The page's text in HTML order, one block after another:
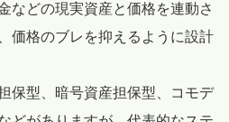
などの現実資産と価格を連動さ
価格のブレを抑えるように設計
保型、暗号資産担保型、コモデ